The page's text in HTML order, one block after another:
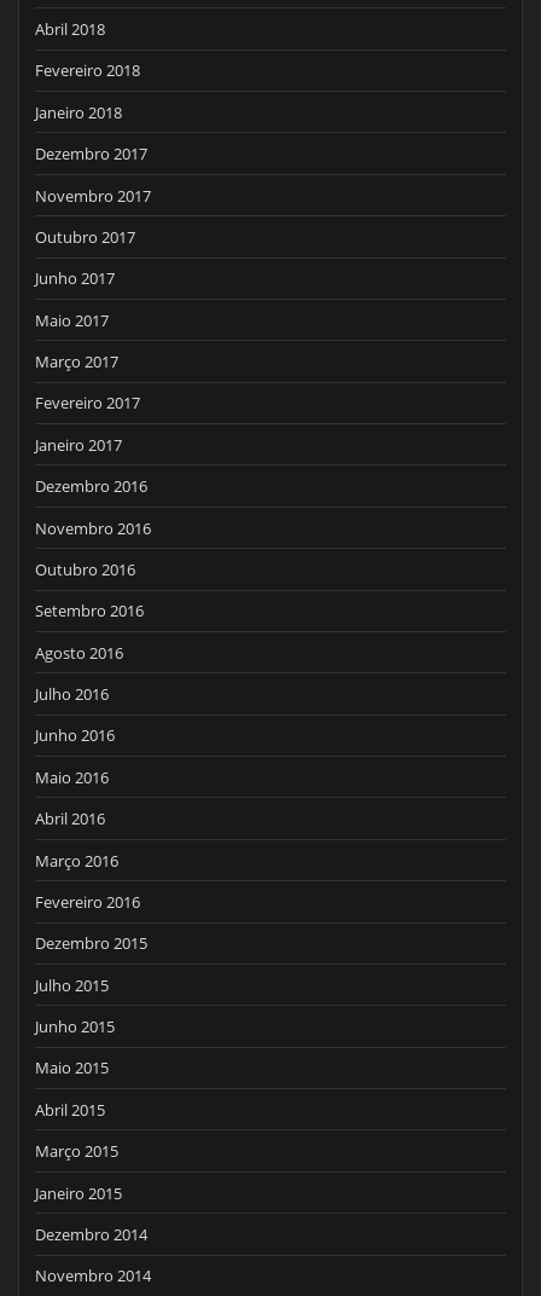
Abril 2018
Fevereiro 2018
Janeiro 2018
Dezembro 2017
Novembro 2017
Outubro 2017
Junho 2017
Maio 2017
Março 2017
Fevereiro 2017
Janeiro 2017
Dezembro 2016
Novembro 2016
Outubro 2016
Setembro 2016
Agosto 2016
Julho 2016
Junho 2016
Maio 2016
Abril 2016
Março 2016
Fevereiro 2016
Dezembro 2015
Julho 2015
Junho 2015
Maio 2015
Abril 2015
Março 2015
Janeiro 2015
Dezembro 2014
Novembro 2014